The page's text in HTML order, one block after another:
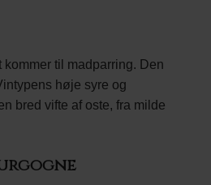
til madparring. Den
høje syre og
bred vifte af oste, fra milde